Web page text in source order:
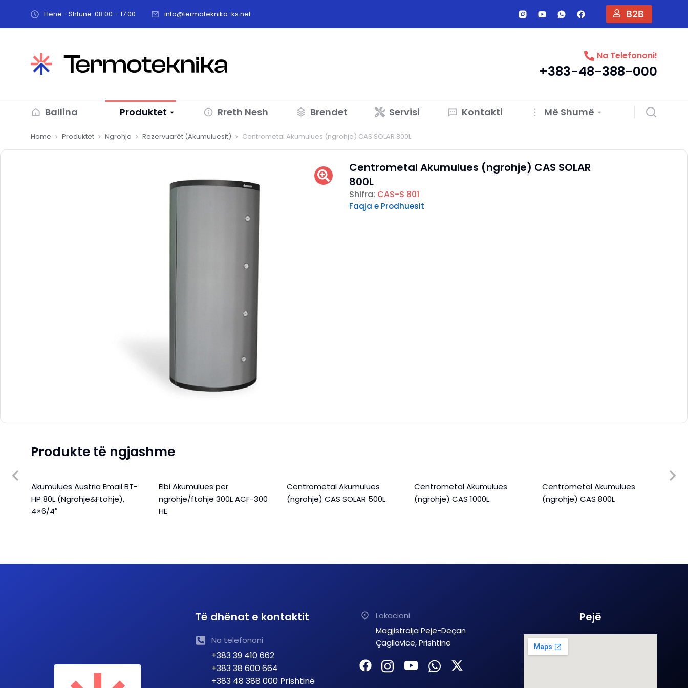
Hënë - Shtunë: 08:00 – 17:00 info@termoteknika-ks.net B2B
Na Telefononi!
+383-48-388-000
Ballina Produktet Rreth Nesh Brendet Servisi Kontakti Më Shumë
You are here:
Home Produktet Ngrohja Rezervuarët (Akumuluesit) Centrometal Akumulues (ngrohje) CAS SOLAR 800L
Centrometal Akumulues (ngrohje) CAS SOLAR
800L
Shifra: CAS-S 801
Faqja e Prodhuesit
Produkte të ngjashme
Akumulues Austria Email BT-
HP 80L (Ngrohje&Ftohje),
4×6/4″
Elbi Akumulues per
ngrohje/ftohje 300L ACF-300
HE
Centrometal Akumulues
(ngrohje) CAS SOLAR 500L
Centrometal Akumulues
(ngrohje) CAS 1000L
Centrometal Akumulues
(ngrohje) CAS 800L
Të dhënat e kontaktit
Na telefononi
+383 39 410 662
+383 38 600 664
+383 48 388 000 Prishtinë
Lokacioni
Magjistralja Pejë-Deçan
Çagllavicë, Prishtinë
Pejë